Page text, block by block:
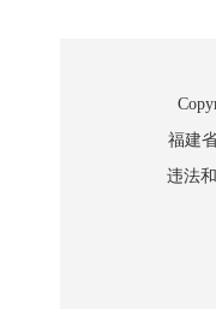
福建
违法